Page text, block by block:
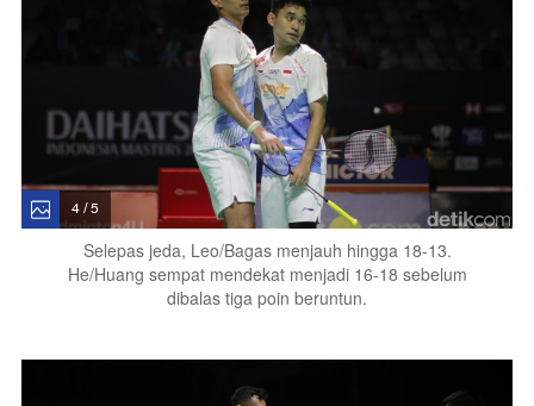
4 / 5
Selepas jeda, Leo/Bagas menjauh hingga 18-13.
He/Huang sempat mendekat menjadi 16-18 sebelum
dibalas tiga poin beruntun.